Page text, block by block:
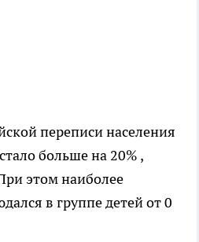
переписи населения
больше на 20% ,
этом наиболее
в группе детей от 0